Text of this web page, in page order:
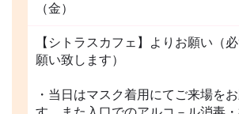
（金）
【シトラスカフェ】よりお願い（
願い致します）
・当日はマスク着用にてご来場を